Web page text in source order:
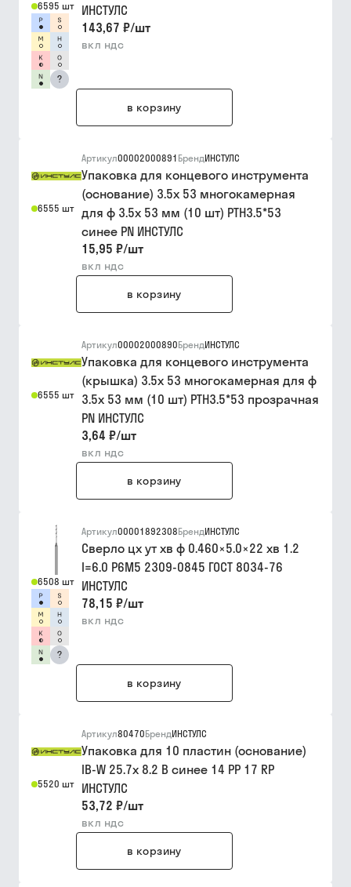
6595 шт
?
ИНСТУЛС
143,67 ₽/шт
вкл ндс
в корзину
6555 шт
Артикул00002000891 БрендИНСТУЛС
Упаковка для концевого инструмента
(основание) 3.5х 53 многокамерная
для ф 3.5х 53 мм (10 шт) PTH3.5*53
синее PN ИНСТУЛС
15,95 ₽/шт
вкл ндс
в корзину
6555 шт
Артикул00002000890БрендИНСТУЛС
Упаковка для концевого инструмента
(крышка) 3.5х 53 многокамерная для ф
3.5х 53 мм (10 шт) PTH3.5*53 прозрачная
PN ИНСТУЛС
3,64 ₽/шт
вкл ндс
в корзину
6508 шт
?
Артикул00001892308БрендИНСТУЛС
Сверло цх ут хв ф 0.460×5.0×22 хв 1.2
l=6.0 Р6М5 2309-0845 ГОСТ 8034-76
ИНСТУЛС
78,15 ₽/шт
вкл ндс
в корзину
5520 шт
Артикул80470БрендИНСТУЛС
Упаковка для 10 пластин (основание)
IB-W 25.7x 8.2 B синее 14 PP 17 RP
ИНСТУЛС
53,72 ₽/шт
вкл ндс
в корзину